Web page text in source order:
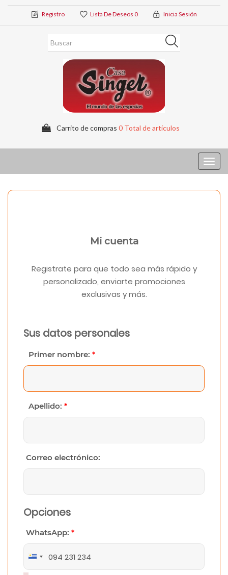
Registro Lista De Deseos 0 Inicia Sesión
Carrito de compras 0 Total de artículos
Mi cuenta
Registrate para que todo sea más rápido y
personalizado, enviarte promociones
exclusivas y más.
Sus datos personales
Primer nombre: *
Apellido: *
Correo electrónico:
Opciones
WhatsApp: *
Uruguay
+598